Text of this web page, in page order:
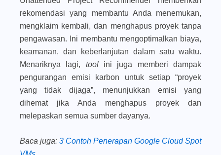
rekomendasi yang membantu Anda menemukan,
mengklaim kembali, dan menghapus proyek tanpa
pengawasan. Ini membantu mengoptimalkan biaya,
keamanan, dan keberlanjutan dalam satu waktu.
Menariknya lagi, tool ini juga memberi dampak
pengurangan emisi karbon untuk setiap “proyek
yang tidak dijaga”, menunjukkan emisi yang
dihemat jika Anda menghapus proyek dan
melepaskan semua sumber dayanya.
Baca juga: 3 Contoh Penerapan Google Cloud Spot